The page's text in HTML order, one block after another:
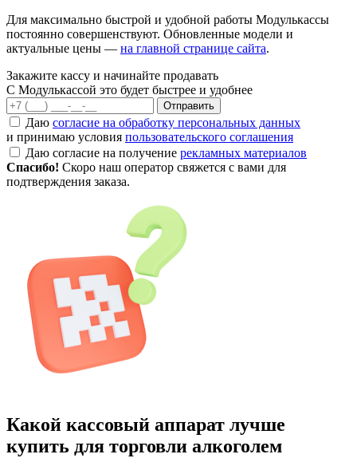
Для максимально быстрой и удобной работы Модулькассы
постоянно совершенствуют. Обновленные модели и
актуальные цены — на главной странице сайта.
Закажите кассу и начинайте продавать
С Модулькассой это будет быстрее и удобнее
Отправить
Даю согласие на обработку персональных данных
и принимаю условия пользовательского соглашения
Даю согласие на получение рекламных материалов
Спасибо! Скоро наш оператор свяжется с вами для
подтверждения заказа.
Какой кассовый аппарат лучше
купить для торговли алкоголем